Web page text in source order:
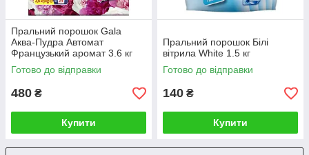
Пральний порошок Gala
Аква-Пудра Автомат
Французький аромат 3.6 кг
Готово до відправки
480 ₴
Купити
Пральний порошок Білі
вітрила White 1.5 кг
Готово до відправки
140 ₴
Купити